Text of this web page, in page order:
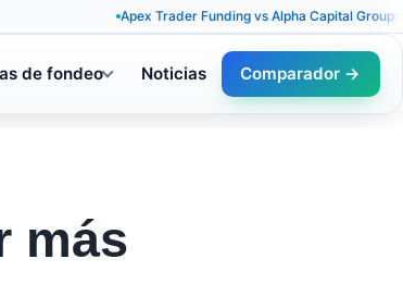
Apex Trader Funding vs Alpha Capital Group: reglas
de fondeo Noticias Comparador →
más